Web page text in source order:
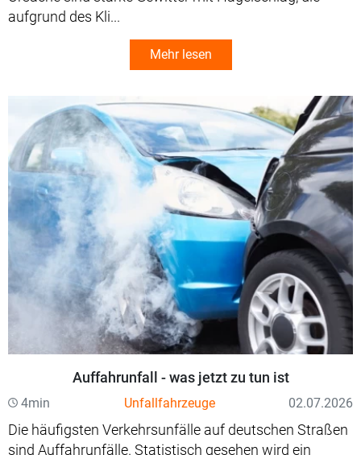
aufgrund des Kli...
Mehr lesen
Auffahrunfall - was jetzt zu tun ist
4min Unfallfahrzeuge 02.07.2026
Die häufigsten Verkehrsunfälle auf deutschen Straßen
sind Auffahrunfälle. Statistisch gesehen wird ein